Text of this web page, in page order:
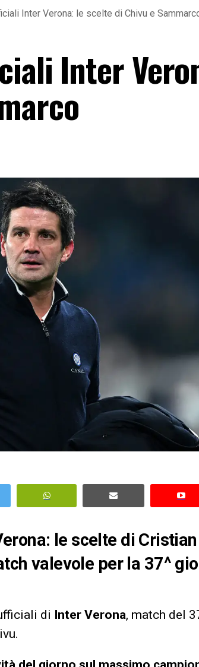
Inter Verona: le scelte di Chivu e
Inter
le scelte di
valevole per la 37^
di Inter Verona, match del